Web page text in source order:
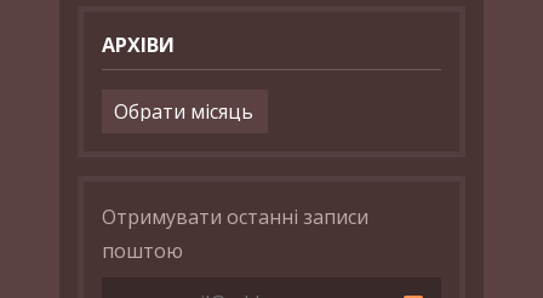
АРХІВИ
Архіви
Отримувати останні записи
поштою